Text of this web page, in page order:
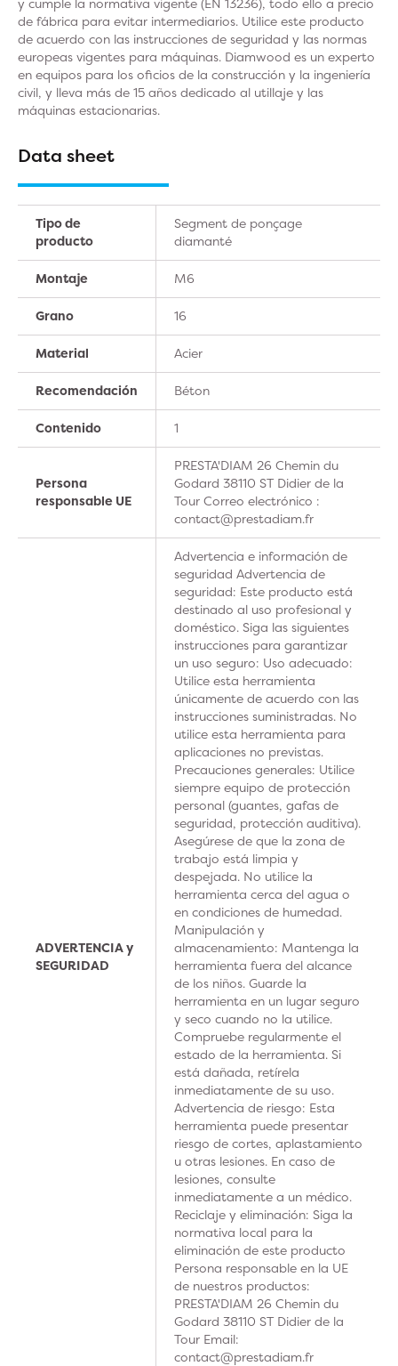
de fábrica para evitar intermediarios. Utilice este producto
de acuerdo con las instrucciones de seguridad y las normas
europeas vigentes para máquinas. Diamwood es un experto
en equipos para los oficios de la construcción y la ingeniería
civil, y lleva más de 15 años dedicado al utillaje y las
máquinas estacionarias.
Data sheet
Tipo de
producto
Segment de ponçage
diamanté
Montaje M6
Grano 16
Material Acier
Recomendación Béton
Contenido 1
Persona
responsable UE
PRESTA'DIAM 26 Chemin du
Godard 38110 ST Didier de la
Tour Correo electrónico :
contact@prestadiam.fr
ADVERTENCIA y
SEGURIDAD
Advertencia e información de
seguridad Advertencia de
seguridad: Este producto está
destinado al uso profesional y
doméstico. Siga las siguientes
instrucciones para garantizar
un uso seguro: Uso adecuado:
Utilice esta herramienta
únicamente de acuerdo con las
instrucciones suministradas. No
utilice esta herramienta para
aplicaciones no previstas.
Precauciones generales: Utilice
siempre equipo de protección
personal (guantes, gafas de
seguridad, protección auditiva).
Asegúrese de que la zona de
trabajo está limpia y
despejada. No utilice la
herramienta cerca del agua o
en condiciones de humedad.
Manipulación y
almacenamiento: Mantenga la
herramienta fuera del alcance
de los niños. Guarde la
herramienta en un lugar seguro
y seco cuando no la utilice.
Compruebe regularmente el
estado de la herramienta. Si
está dañada, retírela
inmediatamente de su uso.
Advertencia de riesgo: Esta
herramienta puede presentar
riesgo de cortes, aplastamiento
u otras lesiones. En caso de
lesiones, consulte
inmediatamente a un médico.
Reciclaje y eliminación: Siga la
normativa local para la
eliminación de este producto
Persona responsable en la UE
de nuestros productos:
PRESTA'DIAM 26 Chemin du
Godard 38110 ST Didier de la
Tour Email:
contact@prestadiam.fr